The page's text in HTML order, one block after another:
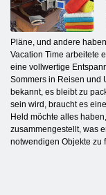
Pläne, und andere
Vacation Time arbeitete
eine vollwertige
Sommers in Reisen und
bekannt, es bleibt zu
sein wird, braucht es
Held möchte alles
zusammengestellt, was
notwendigen Objekte zu